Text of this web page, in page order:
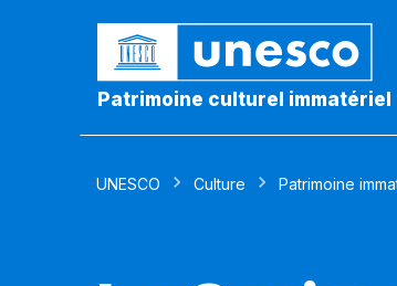
Patrimoine culturel immatériel
UNESCO Culture Patrimoine